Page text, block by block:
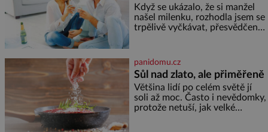
Když se ukázalo, že si manžel
našel milenku, rozhodla jsem se
trpělivě vyčkávat, přesvědčena,
nejtěžších věcí na světě. Ale
každý, kdo s tím má nějaké
zkušenosti, se zapřísahá, že
pokud odpustíte, znatelně se
vám uleví. Když se ke mně
doneslo, že si manžel pořídil
panidomu.cz
Sůl nad zlato, ale přiměřeně
Většina lidí po celém světě jí
soli až moc. Často i nevědomky,
protože netuší, jak velké